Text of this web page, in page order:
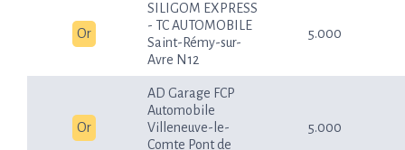
Or
SILIGOM EXPRESS
- TC AUTOMOBILE
Saint-Rémy-sur-
Avre N12
5.000
Or
AD Garage FCP
Automobile
Villeneuve-le-
Comte Pont de
5.000